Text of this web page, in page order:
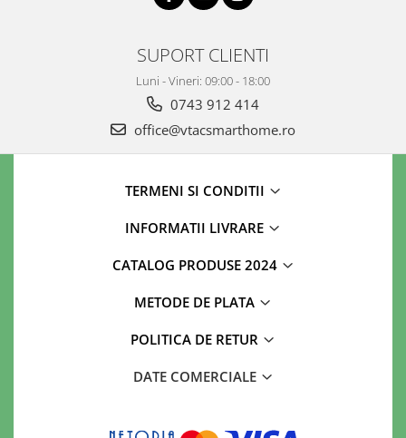
SUPORT CLIENTI
Luni - Vineri: 09:00 - 18:00
0743 912 414
office@vtacsmarthome.ro
TERMENI SI CONDITII
INFORMATII LIVRARE
CATALOG PRODUSE 2024
METODE DE PLATA
POLITICA DE RETUR
DATE COMERCIALE